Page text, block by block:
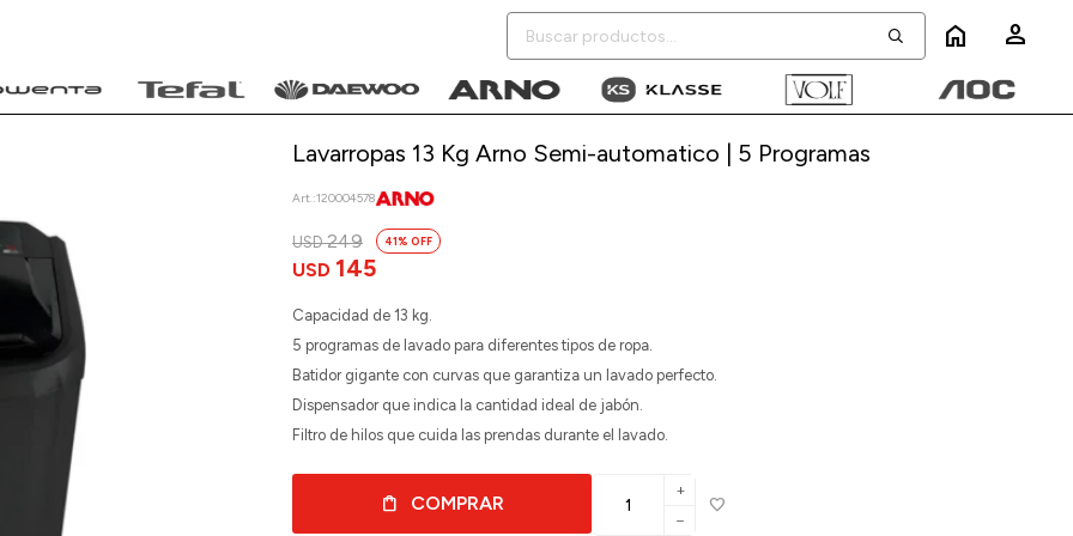
home
Lavarropas 13 Kg Arno Semi-automatico | 5 Programas
120004578
USD 145
USD 249 41
Capacidad de 13 kg.
5 programas de lavado para diferentes tipos de ropa.
Batidor gigante con curvas que garantiza un lavado perfecto.
Dispensador que indica la cantidad ideal de jabón.
Filtro de hilos que cuida las prendas durante el lavado.
COMPRAR
add
remove